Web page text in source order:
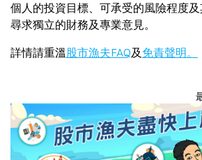
個人的投資目標、可承受的風險程度
尋求獨立的財務及專業意見。
詳情請重溫 股市漁夫FAQ及 免責聲明。